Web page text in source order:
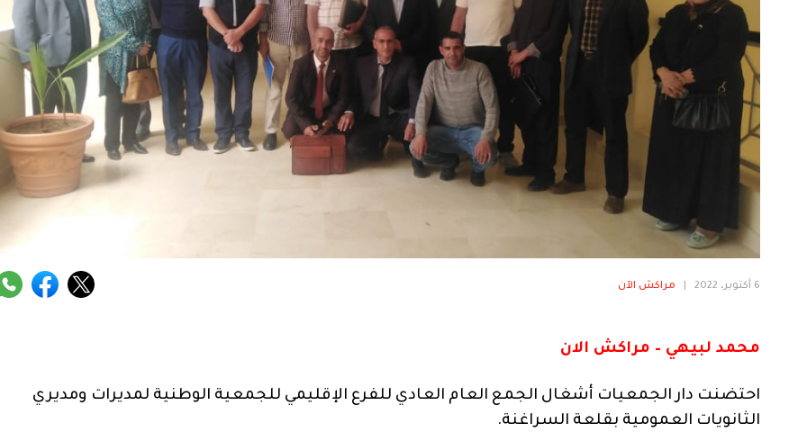
6 أكتوبر، 2022 مراكش الآن
محمد لبيهي – مراكش الان
احتضنت دار الجمعيات أشغال الجمع العام العادي للفرع الإقليمي للجمعية الوطنية لمديرات ومديري
الثانويات العمومية بقلعة السراغنة.